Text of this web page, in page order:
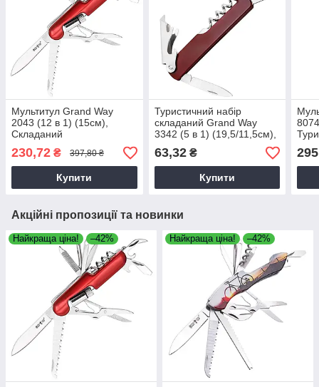
Мультитул Grand Way
2043 (12 в 1) (15см),
Складаний
багатофункціональний
інструмент, Мультитул з
чохлом
230,72 ₴ 397,80 ₴
Купити
Туристичний набір
складаний Grand Way
3342 (5 в 1) (19,5/11,5см),
мультитул
багатофункціональний
63,32₴
Купити
Акційні пропозиції та новинки
Найкраща ціна! –42% Найкраща ціна! –42%